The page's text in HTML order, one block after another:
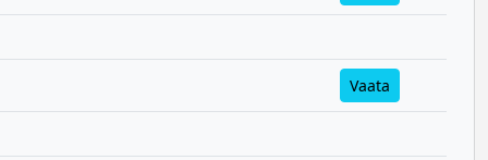
Vaata